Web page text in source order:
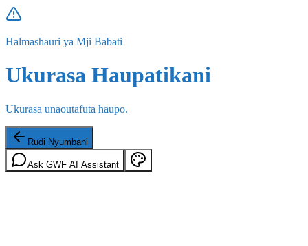
Halmashauri ya Mji Babati
Ukurasa Haupatikani
Ukurasa unaoutafuta haupo.
Rudi Nyumbani
Ask GWF AI Assistant